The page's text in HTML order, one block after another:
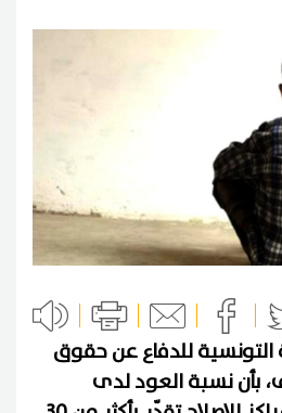
التونسية للدفاع عن حقوق
بأن نسبة العود لدى